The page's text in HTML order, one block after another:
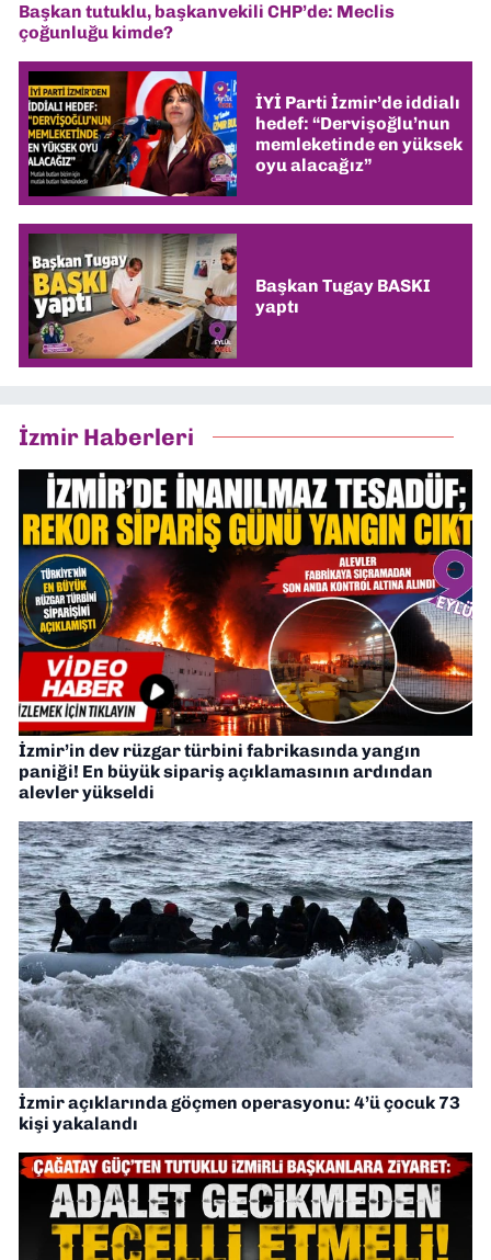
Başkan tutuklu, başkanvekili CHP’de: Meclis
çoğunluğu kimde?
İYİ Parti İzmir’de iddialı
hedef: “Dervişoğlu’nun
memleketinde en yüksek
oyu alacağız”
Başkan Tugay BASKI
yaptı
İzmir Haberleri
İzmir’in dev rüzgar türbini fabrikasında yangın
paniği! En büyük sipariş açıklamasının ardından
alevler yükseldi
İzmir açıklarında göçmen operasyonu: 4’ü çocuk 73
kişi yakalandı